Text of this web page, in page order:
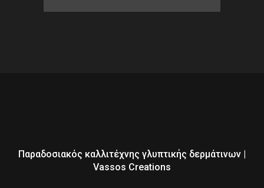
Παραδοσιακός καλλιτέχνης γλυπτικής δερμάτινων |
Vassos Creations